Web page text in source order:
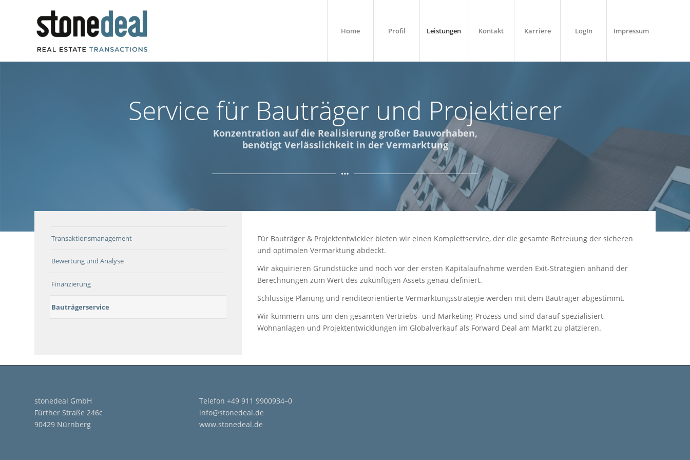
Home Profil Leistungen Kontakt Karriere LogIn Impressum
Service für Bauträger und Projektierer
Konzentration auf die Realisierung großer Bauvorhaben,
benötigt Verlässlichkeit in der Vermarktung
Transaktionsmanagement
Bewertung und Analyse
Finanzierung
Bauträgerservice
Für Bauträger & Projektentwickler bieten wir einen Komplettservice, der die gesamte Betreuung der sicheren
und optimalen Vermarktung abdeckt.
Wir akquirieren Grundstücke und noch vor der ersten Kapitalaufnahme werden Exit-Strategien anhand der
Berechnungen zum Wert des zukünftigen Assets genau definiert.
Schlüssige Planung und renditeorientierte Vermarktungsstrategie werden mit dem Bauträger abgestimmt.
Wir kümmern uns um den gesamten Vertriebs- und Marketing-Prozess und sind darauf spezialisiert,
Wohnanlagen und Projektentwicklungen im Globalverkauf als Forward Deal am Markt zu platzieren.
stonedeal GmbH
Fürther Straße 246c
90429 Nürnberg
Telefon +49 911 9900934–0
info@stonedeal.de
www.stonedeal.de